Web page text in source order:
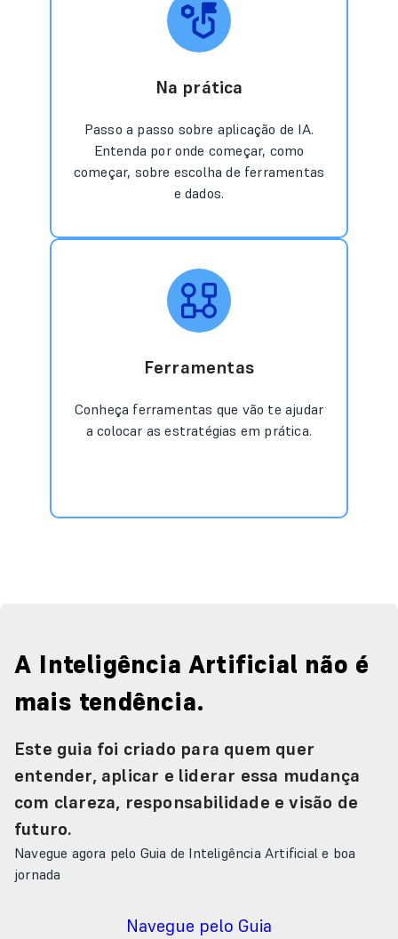
Na prática
Passo a passo sobre aplicação de IA.
Entenda por onde começar, como
começar, sobre escolha de ferramentas
e dados.
Ferramentas
Conheça ferramentas que vão te ajudar
a colocar as estratégias em prática.
A Inteligência Artificial não é
mais tendência.
Este guia foi criado para quem quer
entender, aplicar e liderar essa mudança
com clareza, responsabilidade e visão de
futuro.
Navegue agora pelo Guia de Inteligência Artificial e boa
jornada
Navegue pelo Guia